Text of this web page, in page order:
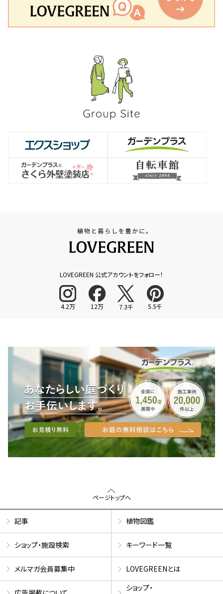
LOVEGREEN 公式アカウントをフォロー！
4.2万 12万 7.3千 5.5千
ページトップへ
記事 植物図鑑
ショップ・施設検索 キーワード一覧
メルマガ会員募集中 LOVEGREENとは
ショップ・